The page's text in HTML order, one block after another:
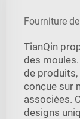
Fourniture
TianQin
des moules.
de produits,
conçue sur
associées.
designs